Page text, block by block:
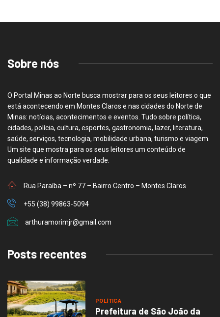
Sobre nós
O Portal Minas ao Norte busca mostrar para os seus leitores o que
está acontecendo em Montes Claros e nas cidades do Norte de
Minas: notícias, acontecimentos e eventos. Tudo sobre política,
cidades, polícia, cultura, esportes, gastronomia, lazer, literatura,
saúde, serviços, tecnologia, mobilidade urbana, turismo e viagem.
Um site que mostra para os seus leitores um conteúdo de
qualidade e informação verdade.
Rua Paraíba – nº 77 – Bairro Centro – Montes Claros
+55 (38) 99863-5094
arthuramorimjr@gmail.com
Posts recentes
POLÍTICA
Prefeitura de São João da